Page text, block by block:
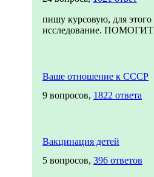
пишу курсовую, для
исследование.
Ваше отношение к СССР
9 вопросов, 1822 ответа
Вакцинация детей
5 вопросов, 396 ответов